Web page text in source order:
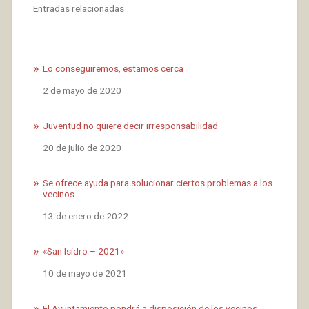
Entradas relacionadas
Lo conseguiremos, estamos cerca
Fecha
2 de mayo de 2020
Juventud no quiere decir irresponsabilidad
Fecha
20 de julio de 2020
Se ofrece ayuda para solucionar ciertos problemas a los
vecinos
Fecha
13 de enero de 2022
«San Isidro – 2021»
Fecha
10 de mayo de 2021